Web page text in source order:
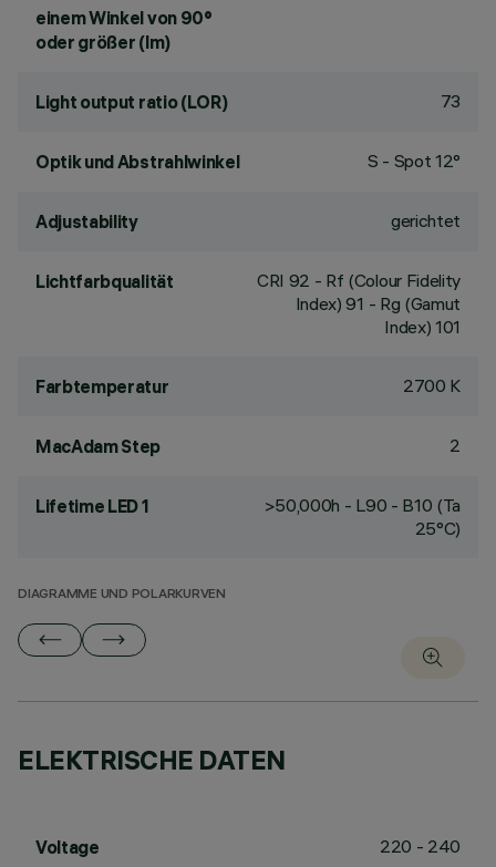
einem Winkel von 90°
oder größer (lm)
Light output ratio (LOR) 73
Optik und Abstrahlwinkel S - Spot 12°
Adjustability gerichtet
Lichtfarbqualität CRI 92 - Rf (Colour Fidelity
Index) 91 - Rg (Gamut
Index) 101
Farbtemperatur 2700 K
MacAdam Step 2
Lifetime LED 1
>50,000h - L90 - B10 (Ta
25°C)
DIAGRAMME UND POLARKURVEN
ELEKTRISCHE DATEN
Voltage 220 - 240